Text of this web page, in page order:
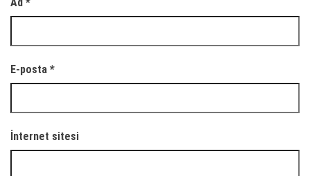
E-posta *
İnternet sitesi